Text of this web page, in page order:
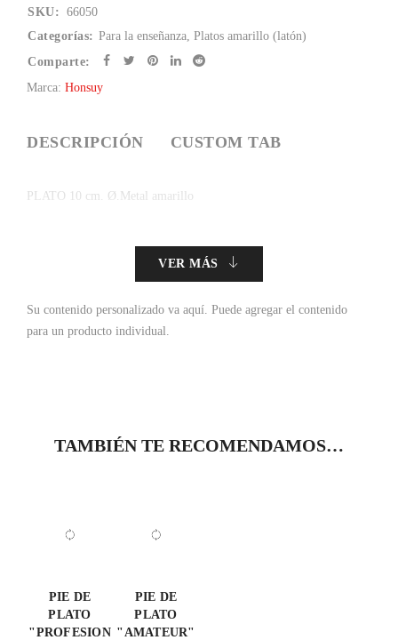
SKU: 66050
Categorías: Para la enseñanza, Platos amarillo (latón)
Comparte:
Marca: Honsuy
DESCRIPCIÓN CUSTOM TAB
PLATO 10 cm. Ø.Metal amarillo
VER MÁS
Su contenido personalizado va aquí. Puede agregar el contenido
para un producto individual.
TAMBIÉN TE RECOMENDAMOS…
PIE DE
PLATO
"PROFESION
PIE DE
PLATO
"AMATEUR"